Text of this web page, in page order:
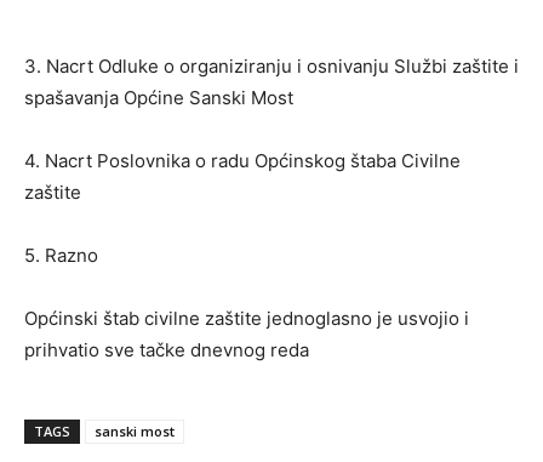
3. Nacrt Odluke o organiziranju i osnivanju Službi zaštite i
spašavanja Općine Sanski Most
4. Nacrt Poslovnika o radu Općinskog štaba Civilne
zaštite
5. Razno
Općinski štab civilne zaštite jednoglasno je usvojio i
prihvatio sve tačke dnevnog reda
TAGS sanski most